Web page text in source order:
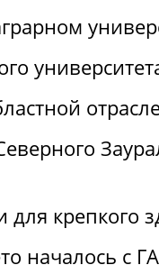
крепкого
началось с